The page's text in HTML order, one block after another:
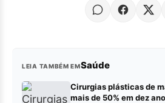
LEIA TAMBÉM EMSaúde
Cirurgias plásticas de
mais de 50% em dez